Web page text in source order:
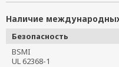
Наличие
Безопасность
BSMI
UL 62368-1